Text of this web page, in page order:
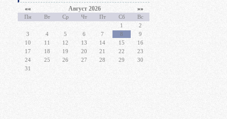
«« Август 2026 »»
Пн Вт Ср Чт Пт Сб
Вс
1
2
3
4 5 6 7 8
9
10
11 12 13 14 15
16
17
18 19 20 21 22
23
24
25 26 27 28 29
30
31